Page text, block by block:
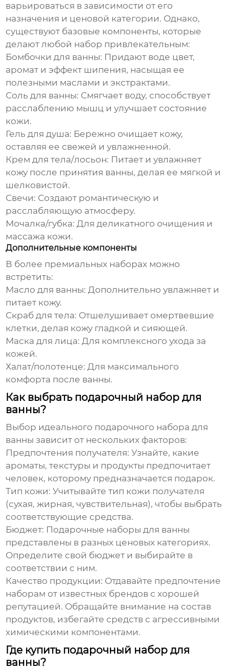
варьироваться в зависимости от его
назначения и ценовой категории. Однако,
существуют базовые компоненты, которые
делают любой набор привлекательным:
Бомбочки для ванны: Придают воде цвет,
аромат и эффект шипения, насыщая ее
полезными маслами и экстрактами.
Соль для ванны: Смягчает воду, способствует
расслаблению мышц и улучшает состояние
кожи.
Гель для душа: Бережно очищает кожу,
оставляя ее свежей и увлажненной.
Крем для тела/лосьон: Питает и увлажняет
кожу после принятия ванны, делая ее мягкой и
шелковистой.
Свечи: Создают романтическую и
расслабляющую атмосферу.
Мочалка/губка: Для деликатного очищения и
массажа кожи.
Дополнительные компоненты
В более премиальных наборах можно
встретить:
Масло для ванны: Дополнительно увлажняет и
питает кожу.
Скраб для тела: Отшелушивает омертвевшие
клетки, делая кожу гладкой и сияющей.
Маска для лица: Для комплексного ухода за
кожей.
Халат/полотенце: Для максимального
комфорта после ванны.
Как выбрать подарочный набор для
ванны?
Выбор идеального подарочного набора для
ванны зависит от нескольких факторов:
Предпочтения получателя: Узнайте, какие
ароматы, текстуры и продукты предпочитает
человек, которому предназначается подарок.
Тип кожи: Учитывайте тип кожи получателя
(сухая, жирная, чувствительная), чтобы выбрать
соответствующие средства.
Бюджет: Подарочные наборы для ванны
представлены в разных ценовых категориях.
Определите свой бюджет и выбирайте в
соответствии с ним.
Качество продукции: Отдавайте предпочтение
наборам от известных брендов с хорошей
репутацией. Обращайте внимание на состав
продуктов, избегайте средств с агрессивными
химическими компонентами.
Где купить подарочный набор для
ванны?